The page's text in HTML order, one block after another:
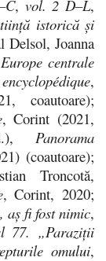
C, vol. 2 D–L,
istorică și
Delsol, Joanna
centrale
,
coautoare);
, Corint (2021,
Panorama
(coautoare);
Troncotă,
, Corint, 2020;
aș fi fost nimic,
77. „Paraziții
omului,